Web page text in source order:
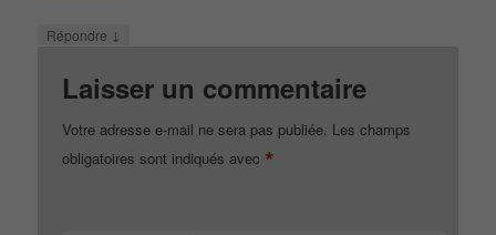
Répondre ↓
Laisser un commentaire
Votre adresse e-mail ne sera pas publiée. Les champs
obligatoires sont indiqués avec *